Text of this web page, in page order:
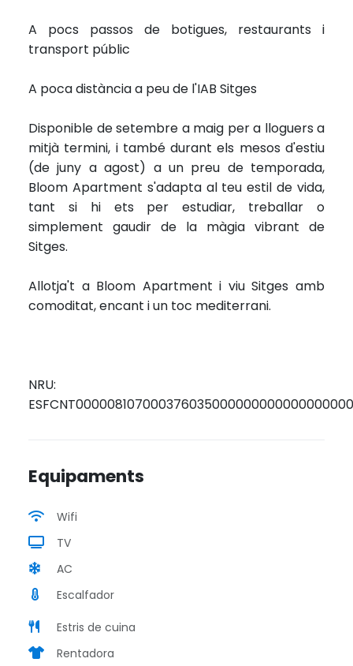
A pocs passos de botigues, restaurants i
transport públic
A poca distància a peu de l'IAB Sitges
Disponible de setembre a maig per a lloguers a
mitjà termini, i també durant els mesos d'estiu
(de juny a agost) a un preu de temporada,
Bloom Apartment s'adapta al teu estil de vida,
tant si hi ets per estudiar, treballar o
simplement gaudir de la màgia vibrant de
Sitges.
Allotja't a Bloom Apartment i viu Sitges amb
comoditat, encant i un toc mediterrani.
NRU:
Equipaments
Wifi
TV
AC
Escalfador
Estris de cuina
Rentadora